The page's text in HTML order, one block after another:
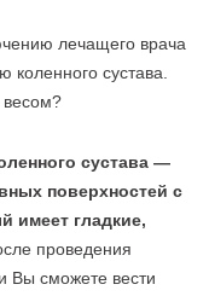
лечащего врача
коленного сустава.
сустава —
поверхностей с
имеет гладкие,
проведения
Вы сможете вести